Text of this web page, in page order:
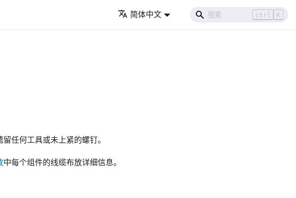
简体中文 ctrl K
任何工具或未上紧的螺钉。
中每个组件的线缆布放详细信息。